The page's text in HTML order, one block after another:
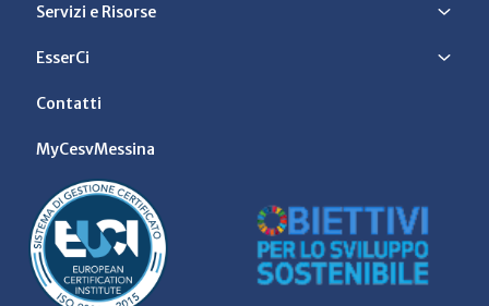
Servizi e Risorse
EsserCi
Contatti
MyCesvMessina